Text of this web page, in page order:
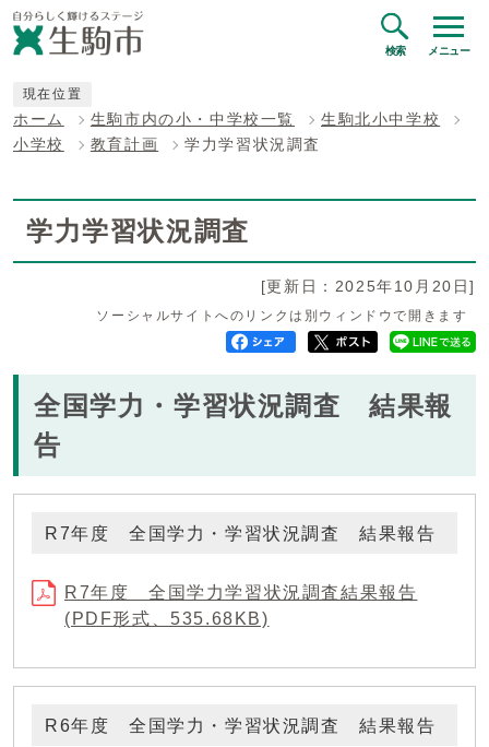
検索 メニュー
現在位置
ホーム 生駒市内の小・中学校一覧
生駒北小中学校
小学校
教育計画 学力学習状況調査
学力学習状況調査
[更新日：2025年10月20日]
ソーシャルサイトへのリンクは別ウィンドウで開きます
全国学力・学習状況調査 結果報
告
R7年度 全国学力・学習状況調査 結果報告
R7年度 全国学力学習状況調査結果報告
(PDF形式、535.68KB)
R6年度 全国学力・学習状況調査 結果報告